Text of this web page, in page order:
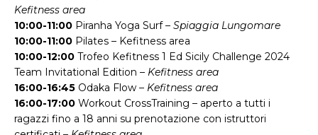
Kefitness area
10:00-11:00 Piranha Yoga Surf – Spiaggia Lungomare
10:00-11:00 Pilates – Kefitness area
10:00-12:00 Trofeo Kefitness 1 Ed Sicily Challenge 2024
Team Invitational Edition – Kefitness area
16:00-16:45 Odaka Flow – Kefitness area
16:00-17:00 Workout CrossTraining – aperto a tutti i
ragazzi fino a 18 anni su prenotazione con istruttori